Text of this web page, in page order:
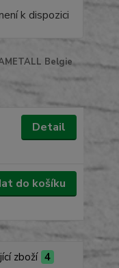
k dispozici
Belgie
Detail
do košíku
zboží 4